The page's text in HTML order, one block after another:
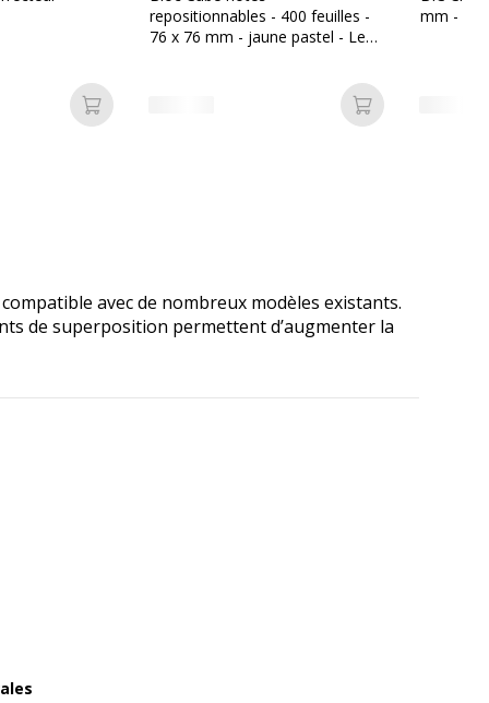
Ajouter au panier
repositionnables - 400 feuilles -
76 x 76 mm - jaune pastel - Les
Ajouter au
mm -
avec de nombreux modèles existants.
de superposition permettent d’augmenter la